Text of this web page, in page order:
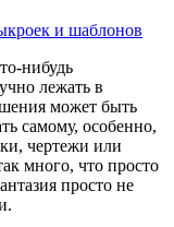
нибудь
лежать в
может быть
самому, особенно,
чертежи или
много, что просто
просто не